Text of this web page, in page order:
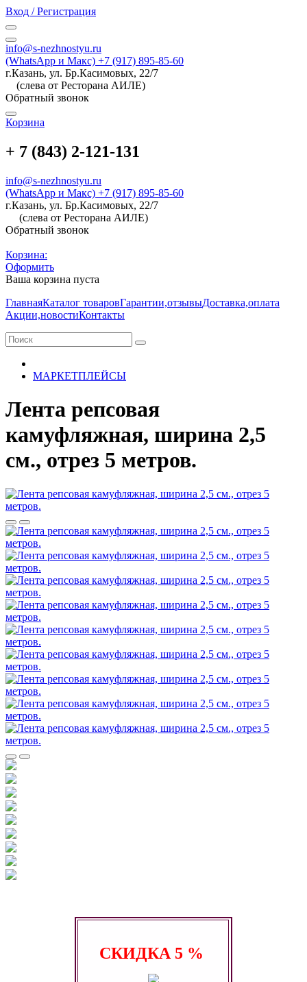
Вход / Регистрация
info@s-nezhnostyu.ru
(WhatsApp и Макс) +7 (917) 895-85-60
г.Казань, ул. Бр.Касимовых, 22/7
(слева от Ресторана АИЛЕ)
Обратный звонок
Корзина
+ 7 (843) 2-121-131
info@s-nezhnostyu.ru
(WhatsApp и Макс) +7 (917) 895-85-60
г.Казань, ул. Бр.Касимовых, 22/7
(слева от Ресторана АИЛЕ)
Обратный звонок
Корзина:
Оформить
Ваша корзина пуста
ГлавнаяКаталог товаровГарантии,отзывыДоставка,оплата
Акции,новостиКонтакты
МАРКЕТПЛЕЙСЫ
Лента репсовая
камуфляжная, ширина 2,5
см., отрез 5 метров.
СКИДКА 5 %